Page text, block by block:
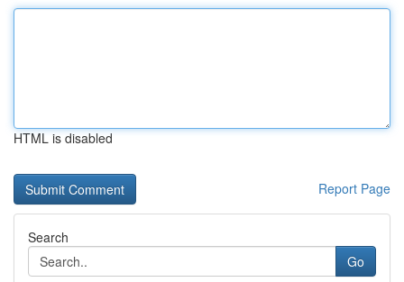
HTML is disabled
Report Page
Search
Go